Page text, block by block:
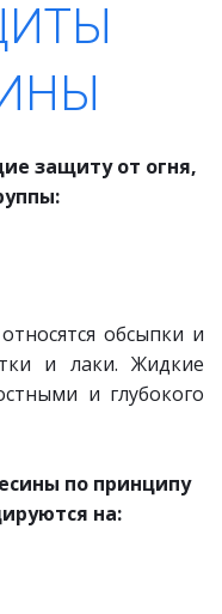
защиту от огня,
обсыпки и
и лаки. Жидкие
и глубокого
по принципу
на: